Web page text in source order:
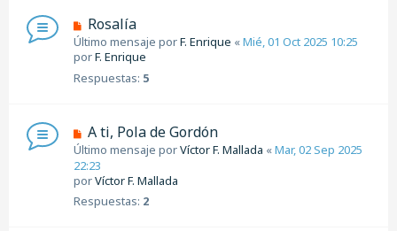
Rosalía
Último mensaje porF. Enrique «Mié, 01 Oct 2025 10:25
porF. Enrique
Respuestas: 5
A ti, Pola de Gordón
Último mensaje porVíctor F. Mallada «Mar, 02 Sep 2025
22:23
porVíctor F. Mallada
Respuestas: 2